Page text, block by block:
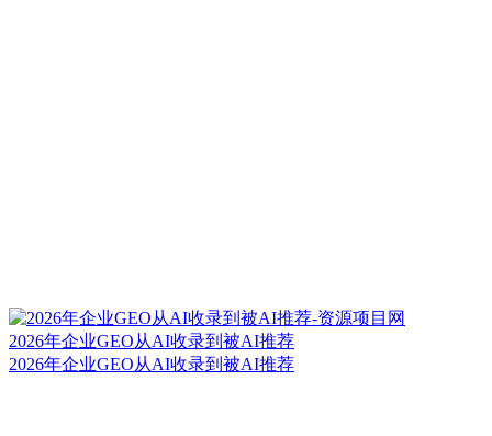
2026年企业GEO从AI收录到被AI推荐
2026年企业GEO从AI收录到被AI推荐